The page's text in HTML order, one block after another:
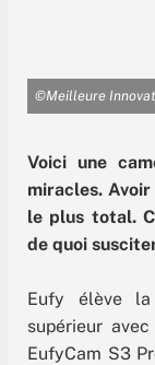
©Meilleure
Voici une
miracles.
le plus total.
de quoi
Eufy élève
supérieur
EufyCam S3